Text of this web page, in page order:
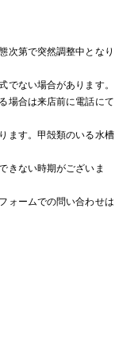
次第で突然調整中となり
でない場合があります。
場合は来店前に電話にて
ます。甲殻類のいる水槽
きない時期がございま
ォームでの問い合わせは